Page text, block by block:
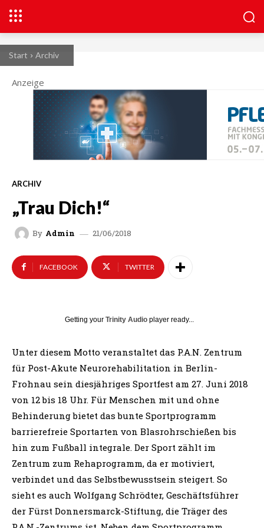
Start Archiv
Anzeige
ARCHIV
„Trau Dich!“
By Admin 21/06/2018
FACEBOOK TWITTER
Getting your Trinity Audio player ready...
Unter diesem Motto veranstaltet das P.A.N. Zentrum
für Post-Akute Neurorehabilitation in Berlin-
Frohnau sein diesjähriges Sportfest am 27. Juni 2018
von 12 bis 18 Uhr. Für Menschen mit und ohne
Behinderung bietet das bunte Sportprogramm
barrierefreie Sportarten von Blasrohrschießen bis
hin zum Fußball integrale. Der Sport zählt im
Zentrum zum Rehaprogramm, da er motiviert,
verbindet und das Selbstbewusstsein steigert. So
sieht es auch Wolfgang Schrödter, Geschäftsführer
der Fürst Donnersmarck-Stiftung, die Träger des